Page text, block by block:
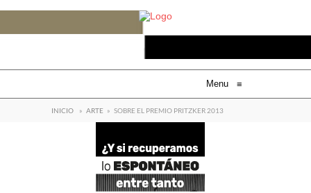
Menu ≡
INICIO » ARTE » SOBRE EL PREMIO PRITZKER 2013